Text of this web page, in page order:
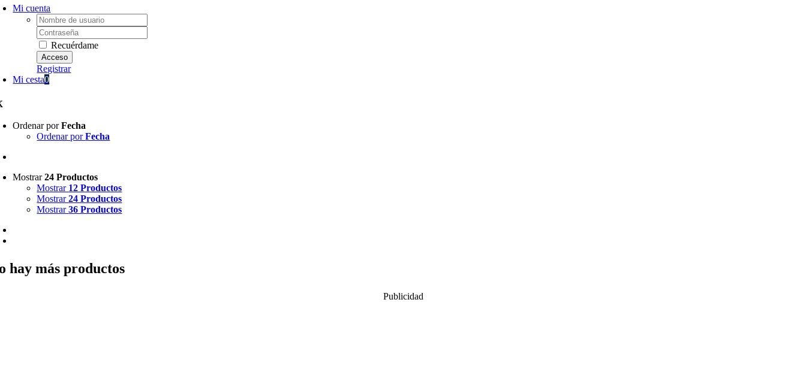
Mi cuenta
Username:
Password:
Recuérdame
Registrar
Mi cesta0
Ordenar porFecha
Ordenar porFecha
Mostrar24 Productos
Mostrar 12 Productos
Mostrar24 Productos
Mostrar36 Productos
hay más productos
Publicidad